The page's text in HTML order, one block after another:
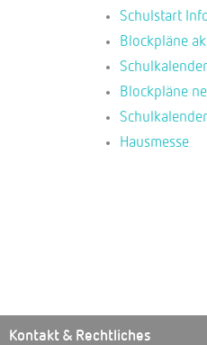
Schulstart
Blockpläne
Blockpläne
Hausmesse
Kontakt & Rechtliches